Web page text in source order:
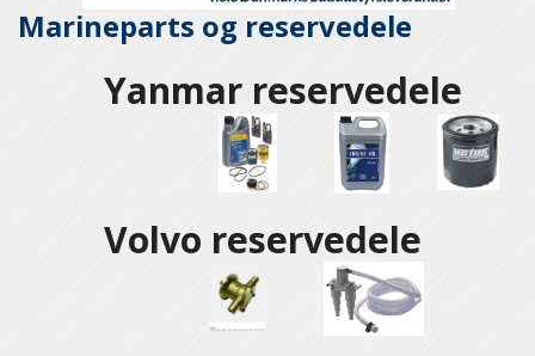
Marineparts og reservedele
Yanmar reservedele
Volvo reservedele